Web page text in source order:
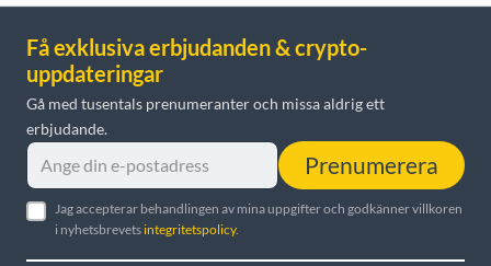
Få exklusiva erbjudanden & crypto-
uppdateringar
Gå med tusentals prenumeranter och missa aldrig ett
erbjudande.
Prenumerera
Jag accepterar behandlingen av mina uppgifter och godkänner villkoren
i nyhetsbrevets integritetspolicy.